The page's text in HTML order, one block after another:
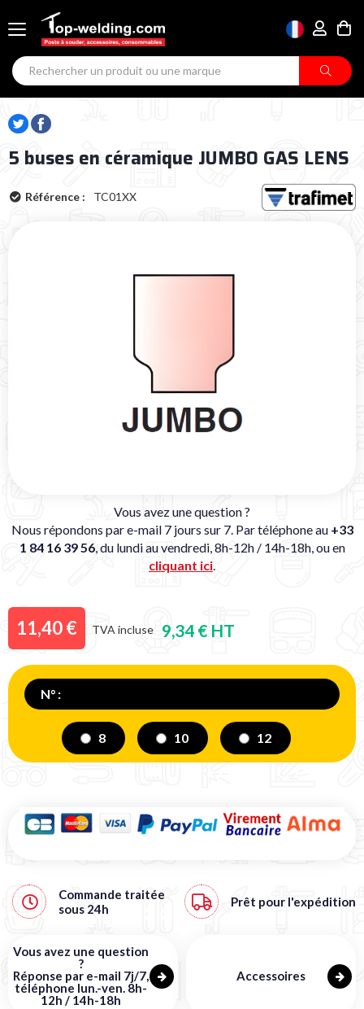
5 buses en céramique JUMBO GAS LENS
Référence : TC01XX
Vous avez une question ?
Nous répondons par e-mail 7 jours sur 7. Par téléphone au +33
1 84 16 39 56, du lundi au vendredi, 8h-12h / 14h-18h, ou en
cliquant ici.
11,40 € TVA incluse 9,34 € HT
Commande traitée
sous 24h Prêt pour l'expédition
N° :
8 10 12
Vous avez une question
?
Réponse par e-mail 7j/7,
téléphone lun.-ven. 8h-
12h / 14h-18h
Accessoires